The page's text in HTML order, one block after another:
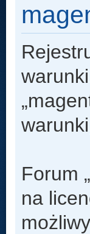
Forum
na